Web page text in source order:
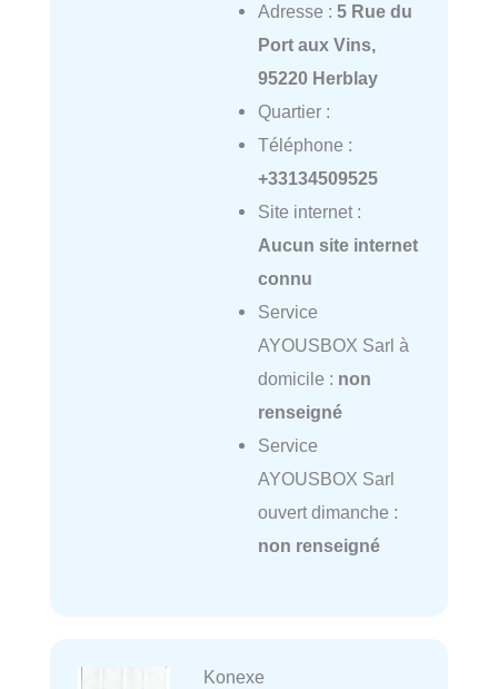
Adresse : 5 Rue du
Port aux Vins,
95220 Herblay
Quartier :
Téléphone :
+33134509525
Site internet :
Aucun site internet
connu
Service
AYOUSBOX Sarl à
domicile : non
renseigné
Service
AYOUSBOX Sarl
ouvert dimanche :
non renseigné
Konexe